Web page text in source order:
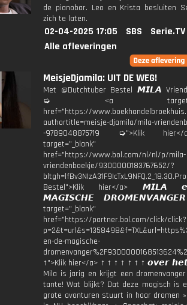
de pianobar. Leo en Krista besluiten
zich te laten.
02-04-2025 17:05 SBS
Serie.TV
Alle afleveringen
MeisjeDjamila: UIT DE WEG!
Met @Dutchtuber Bestel 𝙈𝙄𝙇𝘼
➭ <a
href="https://
authortitle=meisje-djamila/mila-
-9789048875719 ➭">Klik
target="_blank"
href="https://www.bol.com/nl/nl/p/mila-
vriendenboekje/9300000183767652/?
Bestel">Klik hier</a>
𝙈𝘼𝙂𝙄𝙎𝘾𝙃𝙀
target="_blank"
href="https://partner.bol.com/click/click?
en-de-magische-
↑">Klik hier</a> ↑ ↑ ↑ ↑ ↑ ↑ ↑ 𝙤𝙫𝙚𝙧
Mila is jarig en krijgt een
tante! Wat blijkt? Dat deze magisch is
grote avonturen stuurt in haar dromen